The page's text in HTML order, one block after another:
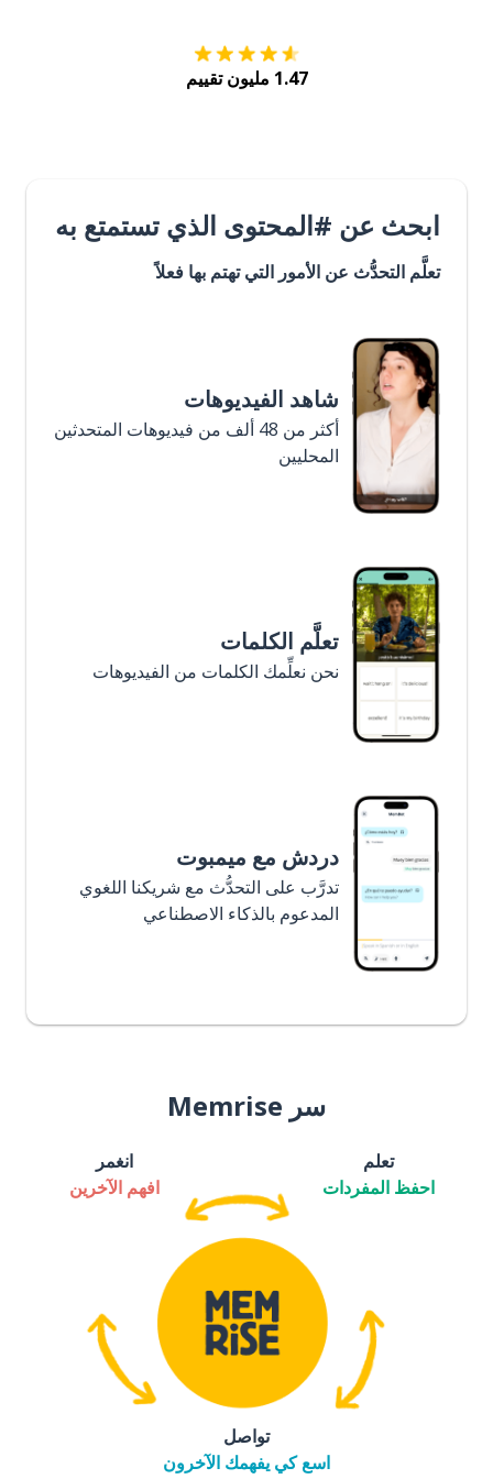
1.47 مليون تقييم
ابحث عن #المحتوى الذي تستمتع به
تعلَّم التحدُّث عن الأمور التي تهتم بها فعلاً
شاهد الفيديوهات
أكثر من 48 ألف من فيديوهات المتحدثين
المحليين
تعلَّم الكلمات
نحن نعلِّمك الكلمات من الفيديوهات
دردش مع ميمبوت
تدرَّب على التحدُّث مع شريكنا اللغوي
المدعوم بالذكاء الاصطناعي
سر Memrise
تعلم
احفظ المفردات
انغمر
افهم الآخرين
تواصل
اسع كي يفهمك الآخرون